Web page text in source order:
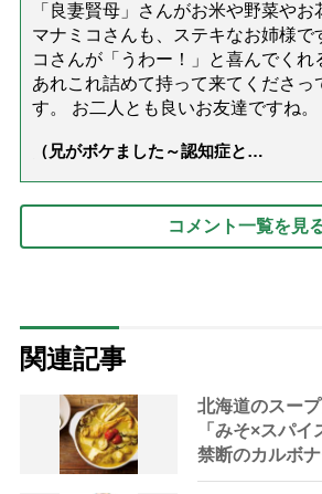
「良妻賢母」さんがお米や野菜やお
マナミコさんも、ステキなお姉様で
コさんが「うわー！」と喜んでくれ
あれこれ詰めて持って来てくださっ
す。 お二人とも良いお友達ですね。
（兄がボケました～認知症と介
達』が届きました」）
コメント一覧を見
関連記事
北海道のスー
「みそ×スパ
禁断のカルボナ